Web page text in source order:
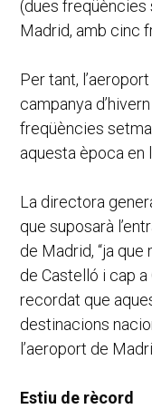
(dues freqüències
Madrid, amb cinc
Per tant,
campanya
freqüències
aquesta època en
La directora
que suposarà
de Madrid, “ja
de Castelló i cap a
recordat que
destinacions
l’aeroport de
Estiu de rècord